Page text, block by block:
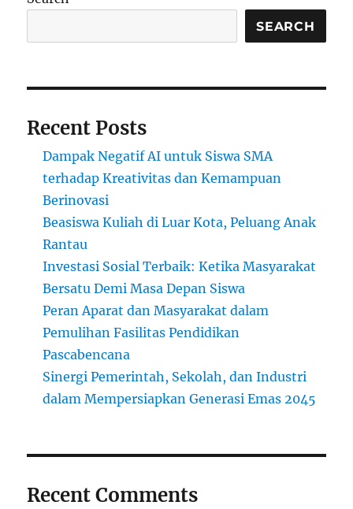
Inovasi
Peluang
SEARCH
Recent Posts
Dampak Negatif AI untuk Siswa SMA
terhadap Kreativitas dan Kemampuan
Berinovasi
Beasiswa Kuliah di Luar Kota, Peluang Anak
Rantau
Investasi Sosial Terbaik: Ketika Masyarakat
Bersatu Demi Masa Depan Siswa
Peran Aparat dan Masyarakat dalam
Pemulihan Fasilitas Pendidikan
Pascabencana
Sinergi Pemerintah, Sekolah, dan Industri
dalam Mempersiapkan Generasi Emas 2045
Recent Comments